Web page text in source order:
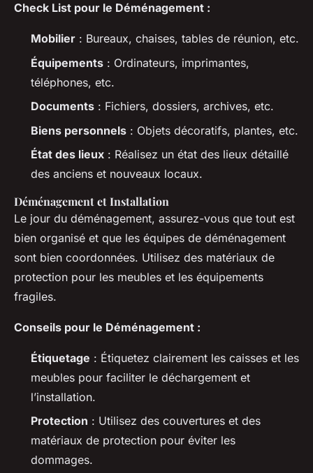
Check List pour le Déménagement :
Mobilier : Bureaux, chaises, tables de réunion, etc.
Équipements : Ordinateurs, imprimantes,
téléphones, etc.
Documents : Fichiers, dossiers, archives, etc.
Biens personnels : Objets décoratifs, plantes, etc.
État des lieux : Réalisez un état des lieux détaillé
des anciens et nouveaux locaux.
Déménagement et Installation
Le jour du déménagement, assurez-vous que tout est
bien organisé et que les équipes de déménagement
sont bien coordonnées. Utilisez des matériaux de
protection pour les meubles et les équipements
fragiles.
Conseils pour le Déménagement :
Étiquetage : Étiquetez clairement les caisses et les
meubles pour faciliter le déchargement et
l’installation.
Protection : Utilisez des couvertures et des
matériaux de protection pour éviter les
dommages.